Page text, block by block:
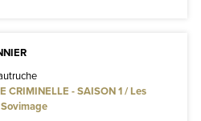
CRIMINELLE - SAISON 1 / Les